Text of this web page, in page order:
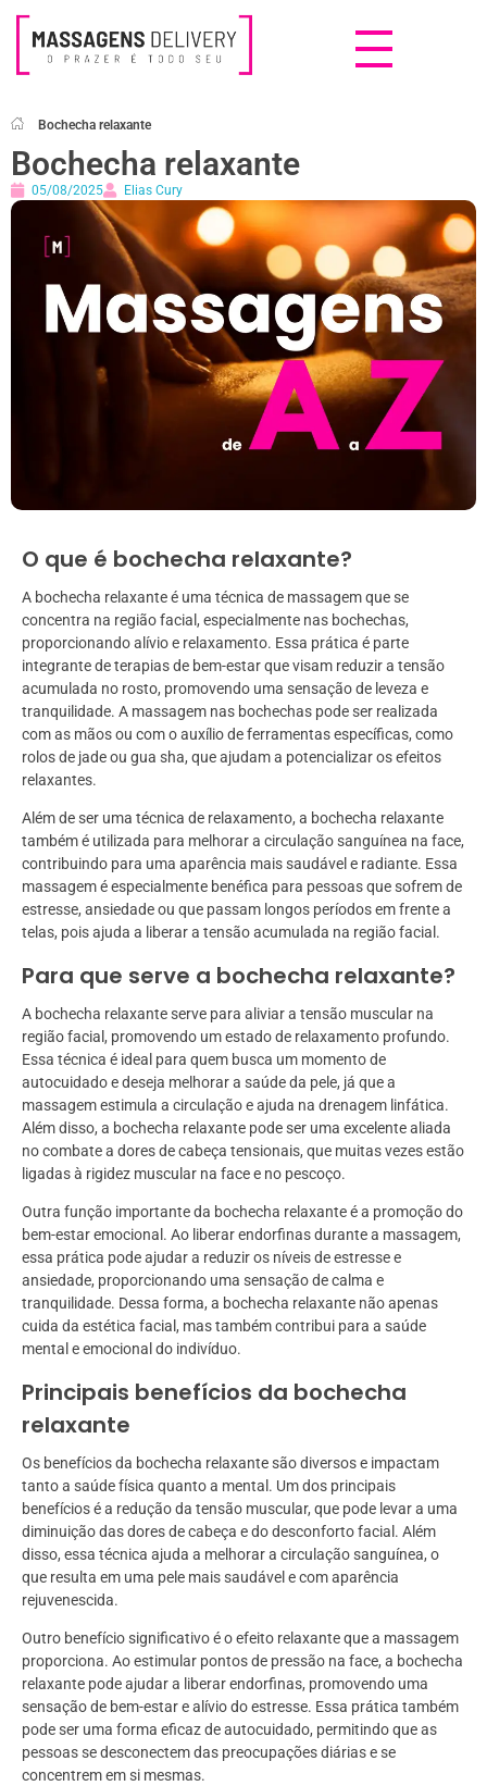
Bochecha relaxante
Bochecha relaxante
05/08/2025 Elias Cury
O que é bochecha relaxante?
A bochecha relaxante é uma técnica de massagem que se
concentra na região facial, especialmente nas bochechas,
proporcionando alívio e relaxamento. Essa prática é parte
integrante de terapias de bem-estar que visam reduzir a tensão
acumulada no rosto, promovendo uma sensação de leveza e
tranquilidade. A massagem nas bochechas pode ser realizada
com as mãos ou com o auxílio de ferramentas específicas, como
rolos de jade ou gua sha, que ajudam a potencializar os efeitos
relaxantes.
Além de ser uma técnica de relaxamento, a bochecha relaxante
também é utilizada para melhorar a circulação sanguínea na face,
contribuindo para uma aparência mais saudável e radiante. Essa
massagem é especialmente benéfica para pessoas que sofrem de
estresse, ansiedade ou que passam longos períodos em frente a
telas, pois ajuda a liberar a tensão acumulada na região facial.
Para que serve a bochecha relaxante?
A bochecha relaxante serve para aliviar a tensão muscular na
região facial, promovendo um estado de relaxamento profundo.
Essa técnica é ideal para quem busca um momento de
autocuidado e deseja melhorar a saúde da pele, já que a
massagem estimula a circulação e ajuda na drenagem linfática.
Além disso, a bochecha relaxante pode ser uma excelente aliada
no combate a dores de cabeça tensionais, que muitas vezes estão
ligadas à rigidez muscular na face e no pescoço.
Outra função importante da bochecha relaxante é a promoção do
bem-estar emocional. Ao liberar endorfinas durante a massagem,
essa prática pode ajudar a reduzir os níveis de estresse e
ansiedade, proporcionando uma sensação de calma e
tranquilidade. Dessa forma, a bochecha relaxante não apenas
cuida da estética facial, mas também contribui para a saúde
mental e emocional do indivíduo.
Principais benefícios da bochecha
relaxante
Os benefícios da bochecha relaxante são diversos e impactam
tanto a saúde física quanto a mental. Um dos principais
benefícios é a redução da tensão muscular, que pode levar a uma
diminuição das dores de cabeça e do desconforto facial. Além
disso, essa técnica ajuda a melhorar a circulação sanguínea, o
que resulta em uma pele mais saudável e com aparência
rejuvenescida.
Outro benefício significativo é o efeito relaxante que a massagem
proporciona. Ao estimular pontos de pressão na face, a bochecha
relaxante pode ajudar a liberar endorfinas, promovendo uma
sensação de bem-estar e alívio do estresse. Essa prática também
pode ser uma forma eficaz de autocuidado, permitindo que as
pessoas se desconectem das preocupações diárias e se
concentrem em si mesmas.